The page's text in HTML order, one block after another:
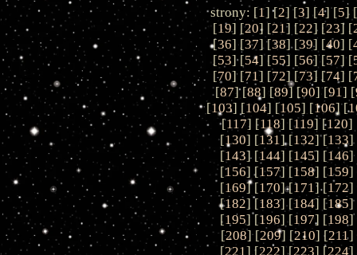
strony: [1] [2] [3] [4] [5] [
[19] [20] [21] [22] [23] [
[36] [37] [38] [39] [40] [
[53] [54] [55] [56] [57] [
[70] [71] [72] [73] [74] [
[87] [88] [89] [90] [91] [
[103] [104] [105] [106] [
[117] [118] [119] [120]
[130] [131] [132] [133]
[143] [144] [145] [146]
[156] [157] [158] [159]
[169] [170] [171] [172]
[182] [183] [184] [185]
[195] [196] [197] [198]
[208] [209] [210] [211]
[221] [222] [223] [224]